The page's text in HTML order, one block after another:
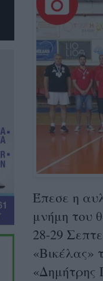
Έπεσε η
μνήμη του
28-29
«Δημήτρης